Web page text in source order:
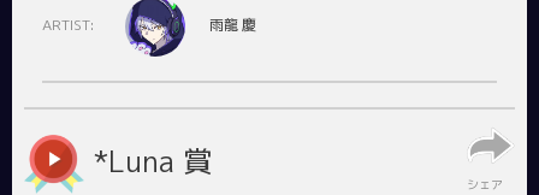
ARTIST: 雨龍 慶
*Luna 賞
シェア